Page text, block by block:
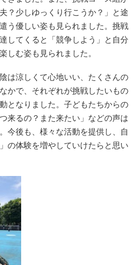
？少しゆっくり行こうか？」と途
う優しい姿も見られました。挑戦
してくると「競争しよう」と自分
しむ姿も見られました。
は涼しくて心地いい、たくさんの
かで、それぞれが挑戦したいもの
となりました。子どもたちからの
来るの？また来たい」などの声は
今後も、様々な活動を提供し、自
の体験を増やしていけたらと思い